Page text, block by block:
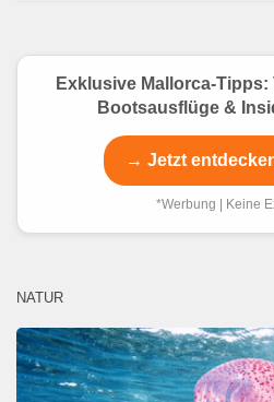
Exklusive Mallorca-
Bootsausflüge &
→ Jetzt
*Werbung | Keine
NATUR